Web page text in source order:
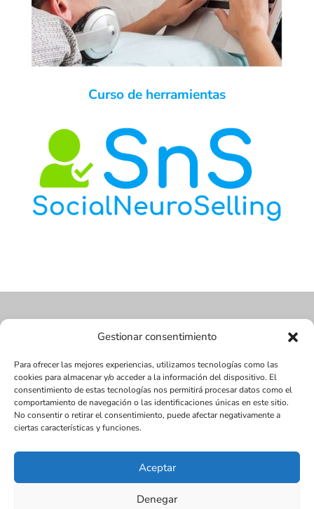
Gestionar consentimiento
Para ofrecer las mejores experiencias, utilizamos tecnologías como las
cookies para almacenar y/o acceder a la información del dispositivo. El
consentimiento de estas tecnologías nos permitirá procesar datos como el
comportamiento de navegación o las identificaciones únicas en este sitio.
No consentir o retirar el consentimiento, puede afectar negativamente a
ciertas características y funciones.
Aceptar
Denegar
Curso de herramientas
Diseñada por Juan Antonio Narváez | LMDV ©
2017